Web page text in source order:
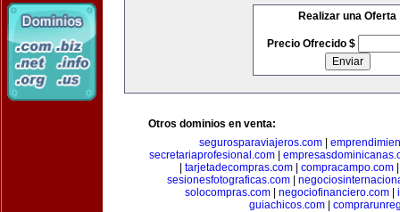
Realizar una Oferta
Precio Ofrecido $
Otros dominios en venta:
segurosparaviajeros.com
secretariaprofesional.com|
tarjetadecompras.com compracampo.com
sesionesfotograficas.com
solocompras.com| negociofinanciero.com|
guiachicos.com